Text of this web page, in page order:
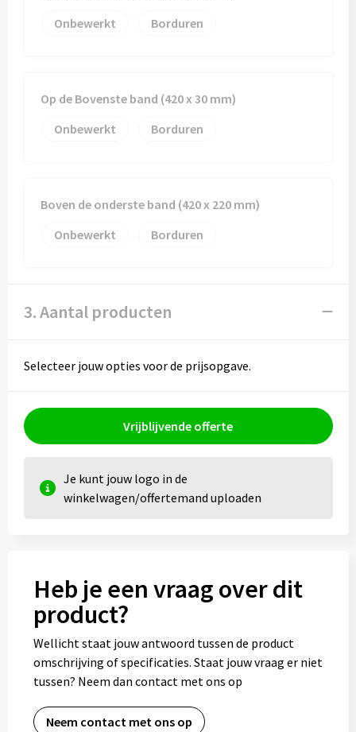
Onbewerkt
Borduren
Op de Bovenste band (420 x 30 mm)
Onbewerkt
Borduren
Boven de onderste band (420 x 220 mm)
Onbewerkt
Borduren
3. Aantal producten
Selecteer jouw opties voor de prijsopgave.
Vrijblijvende offerte
Je kunt jouw logo in de
winkelwagen/offertemand uploaden
Heb je een vraag over dit
product?
Wellicht staat jouw antwoord tussen de product
omschrijving of specificaties. Staat jouw vraag er niet
tussen? Neem dan contact met ons op
Neem contact met ons op